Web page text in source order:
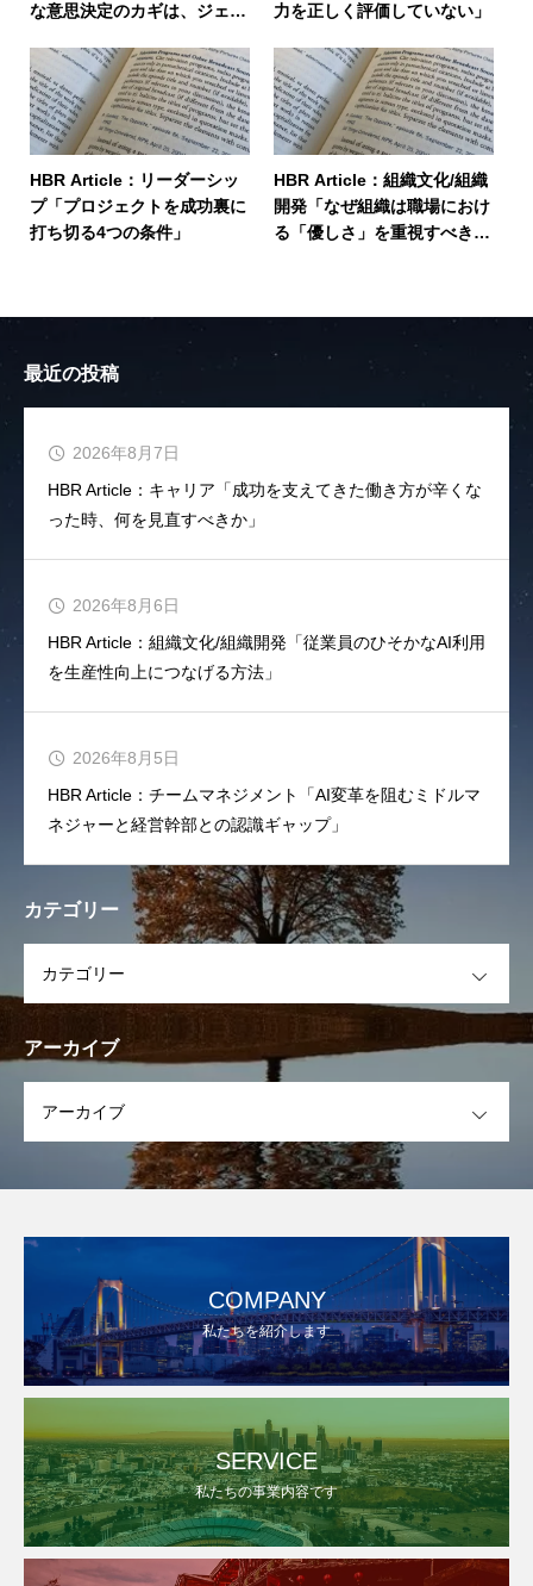
な意思決定のカギは、ジェン
力を正しく評価していない」
HBR Article：リーダーシッ
プ「プロジェクトを成功裏に
打ち切る4つの条件」
HBR Article：組織文化/組織
開発「なぜ組織は職場におけ
る「優しさ」を重視すべきな
最近の投稿
HBR Article：キャリア「成功を支えてきた働き方が辛くな
った時、何を見直すべきか」
2026年8月7日
HBR Article：組織文化/組織開発「従業員のひそかなAI利用
を生産性向上につなげる方法」
2026年8月6日
HBR Article：チームマネジメント「AI変革を阻むミドルマ
ネジャーと経営幹部との認識ギャップ」
2026年8月5日
カテゴリー
アーカイブ
COMPANY
私たちを紹介します
SERVICE
私たちの事業内容です